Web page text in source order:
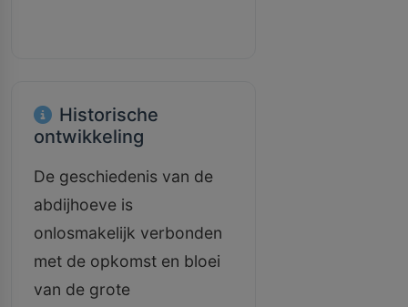
Historische
ontwikkeling
De geschiedenis van de
abdijhoeve is
onlosmakelijk verbonden
met de opkomst en bloei
van de grote